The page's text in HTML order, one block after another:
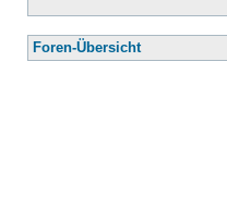
Foren-Übersicht